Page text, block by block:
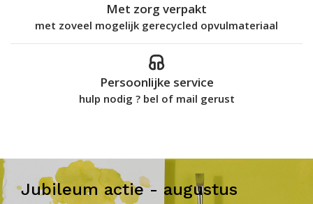
Met zorg verpakt
met zoveel mogelijk gerecycled opvulmateriaal
Persoonlijke service
hulp nodig ? bel of mail gerust
Jubileum actie - augustus